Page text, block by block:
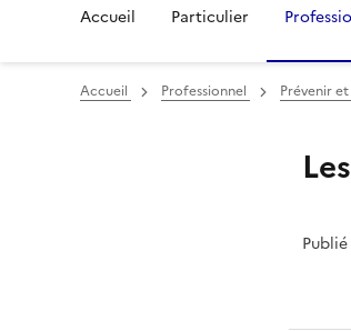
Accueil Particulier
Accueil Professionnel Prévenir